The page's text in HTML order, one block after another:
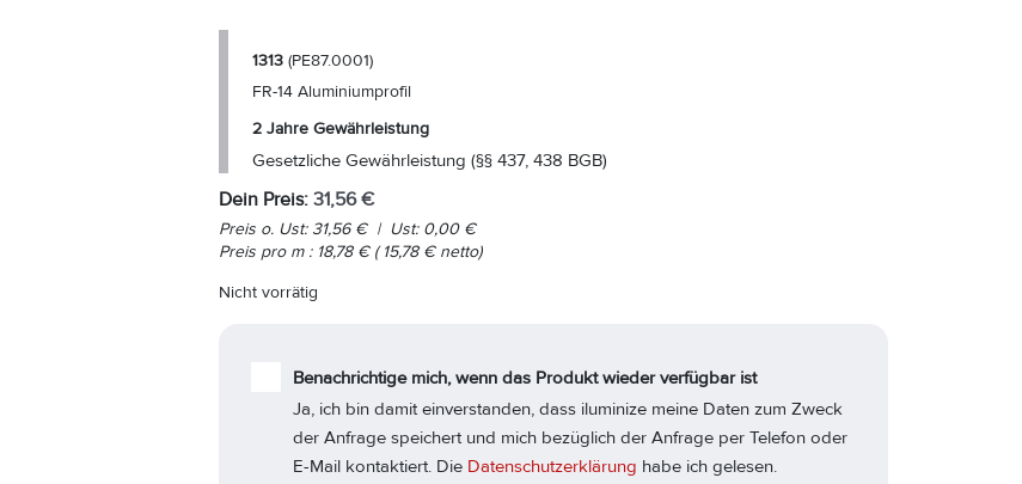
1313 (PE87.0001)
FR-14 Aluminiumprofil
2 Jahre Gewährleistung
Gesetzliche Gewährleistung (§§ 437, 438 BGB)
Dein Preis: 31,56€
Preis o. Ust: 31,56€ | Ust: 0,00€
Preis pro m: 18,78€ (15,78€netto)
Nicht vorrätig
Benachrichtige mich, wenn das Produkt wieder verfügbar ist
Ja, ich bin damit einverstanden, dass iluminize meine Daten zum Zweck
der Anfrage speichert und mich bezüglich der Anfrage per Telefon oder
E-Mail kontaktiert. Die Datenschutzerklärung habe ich gelesen.